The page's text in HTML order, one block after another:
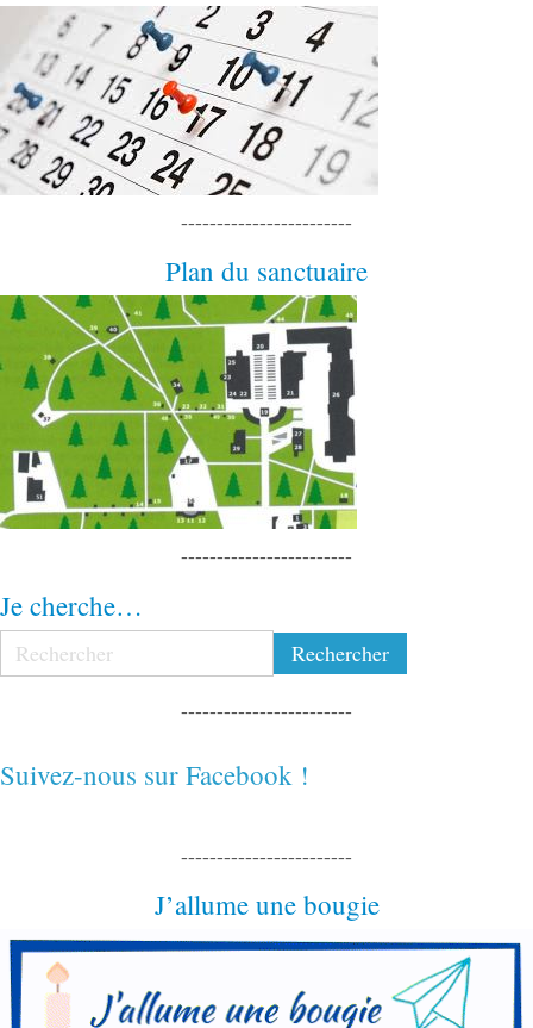
------------------------
Plan du sanctuaire
------------------------
Je cherche…
------------------------
Suivez-nous sur Facebook !
------------------------
J’allume une bougie